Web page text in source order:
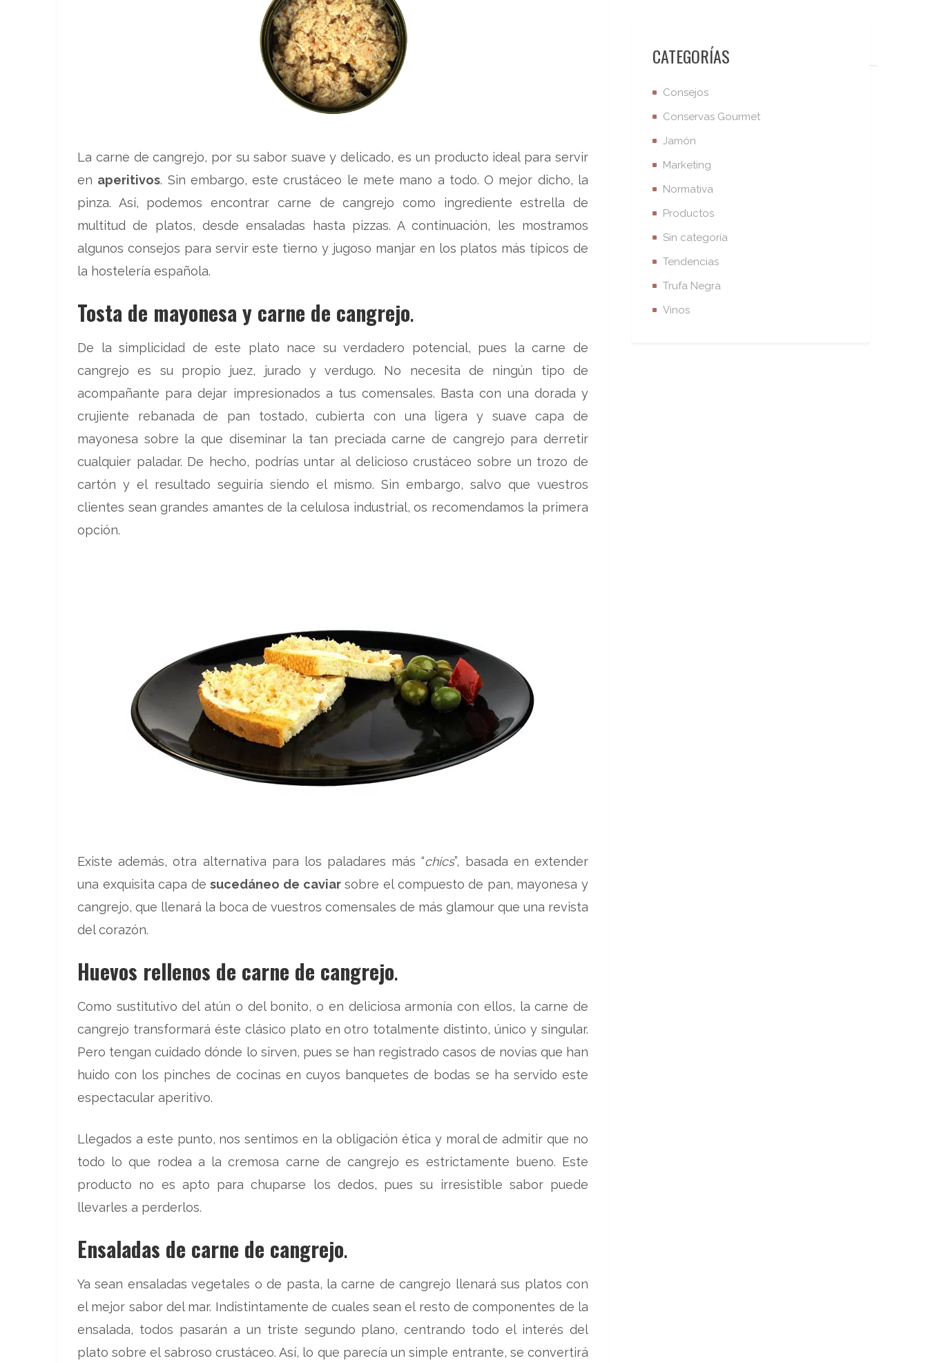
La carne de cangrejo, por su sabor suave y delicado, es un producto ideal para servir
en aperitivos. Sin embargo, este crustáceo le mete mano a todo. O mejor dicho, la
pinza. Así, podemos encontrar carne de cangrejo como ingrediente estrella de
multitud de platos, desde ensaladas hasta pizzas. A continuación, les mostramos
algunos consejos para servir este tierno y jugoso manjar en los platos más típicos de
la hostelería española.
Tosta de mayonesa y carne de cangrejo.
De la simplicidad de este plato nace su verdadero potencial, pues la carne de
cangrejo es su propio juez, jurado y verdugo. No necesita de ningún tipo de
acompañante para dejar impresionados a tus comensales. Basta con una dorada y
crujiente rebanada de pan tostado, cubierta con una ligera y suave capa de
mayonesa sobre la que diseminar la tan preciada carne de cangrejo para derretir
cualquier paladar. De hecho, podrías untar al delicioso crustáceo sobre un trozo de
cartón y el resultado seguiría siendo el mismo. Sin embargo, salvo que vuestros
clientes sean grandes amantes de la celulosa industrial, os recomendamos la primera
opción.
Existe además, otra alternativa para los paladares más “chics”, basada en extender
una exquisita capa desucedáneo de caviarsobre el compuesto de pan, mayonesa y
cangrejo, que llenará la boca de vuestros comensales de más glamour que una revista
del corazón.
Huevos rellenos de carne de cangrejo.
Como sustitutivo del atún o del bonito, o en deliciosa armonía con ellos, la carne de
cangrejo transformará éste clásico plato en otro totalmente distinto, único y singular.
Pero tengan cuidado dónde lo sirven, pues se han registrado casos de novias que han
huido con los pinches de cocinas en cuyos banquetes de bodas se ha servido este
espectacular aperitivo.
Llegados a este punto, nos sentimos en la obligación ética y moral de admitir que no
todo lo que rodea a la cremosa carne de cangrejo es estrictamente bueno. Este
producto no es apto para chuparse los dedos, pues su irresistible sabor puede
llevarles a perderlos.
Ensaladas de carne de cangrejo.
Ya sean ensaladas vegetales o de pasta, la carne de cangrejo llenará sus platos con
el mejor sabor del mar. Indistintamente de cuales sean el resto de componentes de la
ensalada, todos pasarán a un triste segundo plano, centrando todo el interés del
plato sobre el sabroso crustáceo. Así, lo que parecía un simple entrante, se convertirá
CATEGORÍAS
Consejos
Conservas Gourmet
Jamón
Marketing
Normativa
Productos
Sin categoría
Tendencias
Trufa Negra
Vinos